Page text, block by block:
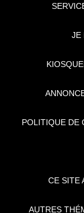
JE
POLITIQUE DE
CE SITE
AUTRES